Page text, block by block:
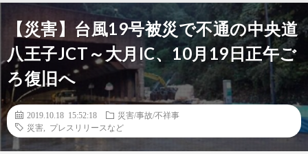
【災害】台風19号被災で不通の中央道
八王子JCT～大月IC、10月19日正午ご
ろ復旧へ
2019.10.18 15:52:18
災害/事故/不祥事
災害
プレスリリースなど